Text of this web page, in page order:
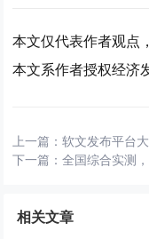
本文仅代表作者观点
本文系作者授权经济
上一篇：软文发布平台
下一篇：全国综合实测
相关文章